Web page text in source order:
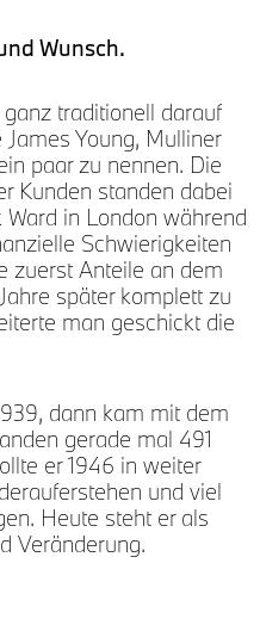
Wunsch.
traditionell darauf
Young, Mulliner
paar zu nennen. Die
Kunden standen dabei
in London während
Schwierigkeiten
zuerst Anteile an dem
später komplett zu
man geschickt die
dann kam mit dem
gerade mal 491
er 1946 in weiter
und viel
Heute steht er als
Veränderung.